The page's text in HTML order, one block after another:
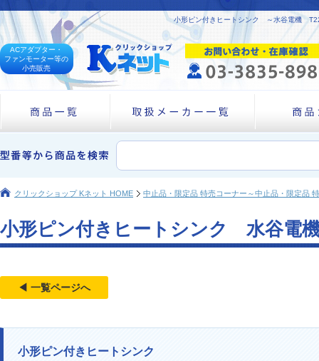
小形ピン付きヒートシンク ～水谷電機
ACアダプター・
ファンモーター等の
小売販売
クリックショップ Kネット HOME 中止品・限定品 特売コーナー～中止品・限定品
小形ピン付きヒートシンク 水谷電
◀ 一覧ページへ
小形ピン付きヒートシンク